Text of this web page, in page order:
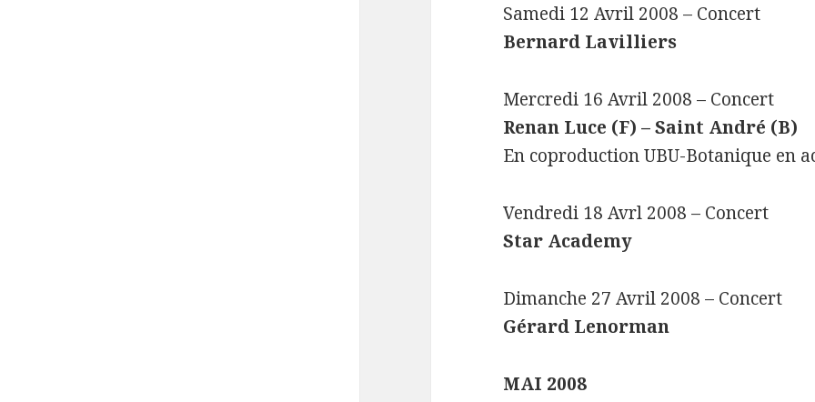
Samedi 12 Avril 2008 – Concert
Bernard Lavilliers
Mercredi 16 Avril 2008 – Concert
Renan Luce (F) – Saint André (B)
En coproduction UBU-Botanique en
Vendredi 18 Avrl 2008 – Concert
Star Academy
Dimanche 27 Avril 2008 – Concert
Gérard Lenorman
MAI 2008